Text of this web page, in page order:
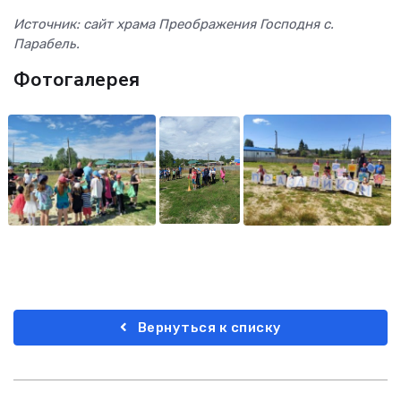
Источник: сайт храма Преображения Господня с.
Парабель.
Фотогалерея
Вернуться к списку